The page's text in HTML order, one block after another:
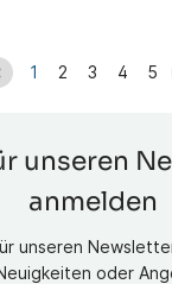
1 2 3 4 5
unseren
anmelden
unseren
oder